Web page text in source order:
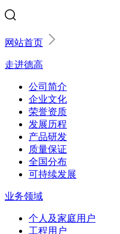
网站首页
走进德高
公司简介
企业文化
荣誉资质
发展历程
产品研发
质量保证
全国分布
可持续发展
业务领域
个人及家庭用户
工程用户